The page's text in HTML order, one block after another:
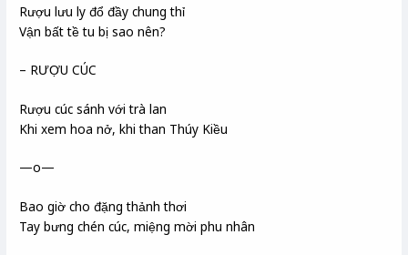
Rượu lưu ly đổ đầy chung thỉ
Vận bất tề tu bị sao nên?
– RƯỢU CÚC
Rượu cúc sánh với trà lan
Khi xem hoa nở, khi than Thúy Kiều
—o—
Bao giờ cho đặng thảnh thơi
Tay bưng chén cúc, miệng mời phu nhân